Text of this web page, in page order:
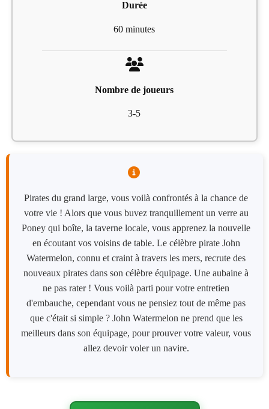
Durée
60 minutes
Nombre de joueurs
3-5
Pirates du grand large, vous voilà confrontés à la chance de
votre vie ! Alors que vous buvez tranquillement un verre au
Poney qui boîte, la taverne locale, vous apprenez la nouvelle
en écoutant vos voisins de table. Le célèbre pirate John
Watermelon, connu et craint à travers les mers, recrute des
nouveaux pirates dans son célèbre équipage. Une aubaine à
ne pas rater ! Vous voilà parti pour votre entretien
d'embauche, cependant vous ne pensiez tout de même pas
que c'était si simple ? John Watermelon ne prend que les
meilleurs dans son équipage, pour prouver votre valeur, vous
allez devoir voler un navire.